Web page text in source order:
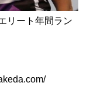
リート年間ラン